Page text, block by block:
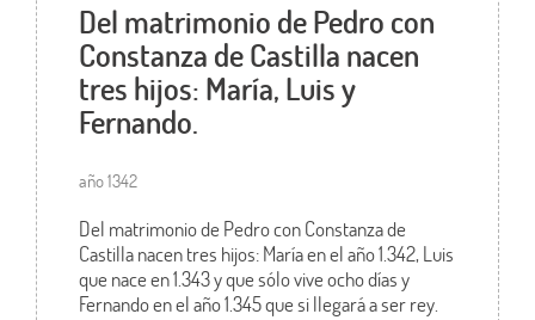
Del matrimonio de Pedro con
Constanza de Castilla nacen
tres hijos: María, Luis y
Fernando.
año 1342
Del matrimonio de Pedro con Constanza de
Castilla nacen tres hijos: María en el año 1.342, Luis
que nace en 1.343 y que sólo vive ocho días y
Fernando en el año 1.345 que si llegará a ser rey.